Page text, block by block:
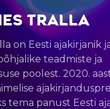
Tralla
on Eesti ajakirjanik
teadmiste ja
poolest. 2020.
tema panust Eesti